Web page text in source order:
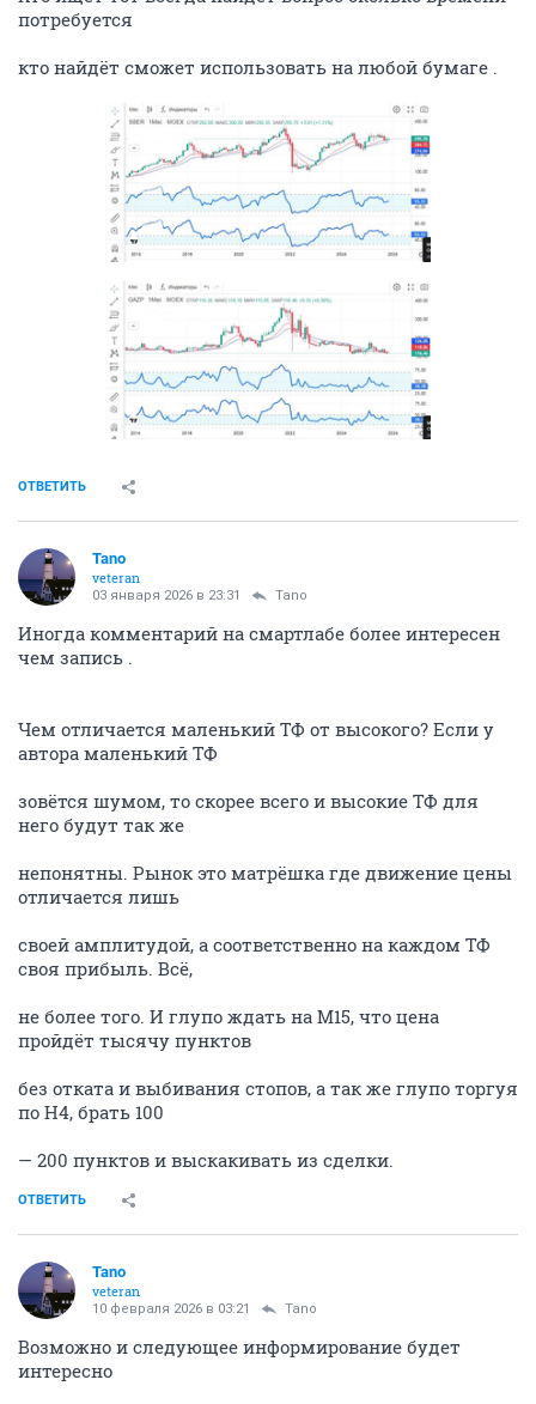
потребуется
кто найдёт сможет использовать на любой бумаге .
ОТВЕТИТЬ
Tano
veteran
03 января 2026 в 23:31 Tano
Иногда комментарий на смартлабе более интересен
чем запись .
Чем отличается маленький ТФ от высокого? Если у
автора маленький ТФ
зовётся шумом, то скорее всего и высокие ТФ для
него будут так же
непонятны. Рынок это матрёшка где движение цены
отличается лишь
своей амплитудой, а соответственно на каждом ТФ
своя прибыль. Всё,
не более того. И глупо ждать на М15, что цена
пройдёт тысячу пунктов
без отката и выбивания стопов, а так же глупо торгуя
по Н4, брать 100
— 200 пунктов и выскакивать из сделки.
ОТВЕТИТЬ
Tano
veteran
10 февраля 2026 в 03:21 Tano
Возможно и следующее информирование будет
интересно